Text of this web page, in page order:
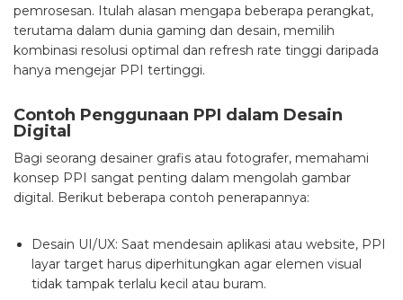
pemrosesan. Itulah alasan mengapa beberapa perangkat,
terutama dalam dunia gaming dan desain, memilih
kombinasi resolusi optimal dan refresh rate tinggi daripada
hanya mengejar PPI tertinggi.
Contoh Penggunaan PPI dalam Desain
Digital
Bagi seorang desainer grafis atau fotografer, memahami
konsep PPI sangat penting dalam mengolah gambar
digital. Berikut beberapa contoh penerapannya:
Desain UI/UX: Saat mendesain aplikasi atau website, PPI
layar target harus diperhitungkan agar elemen visual
tidak tampak terlalu kecil atau buram.